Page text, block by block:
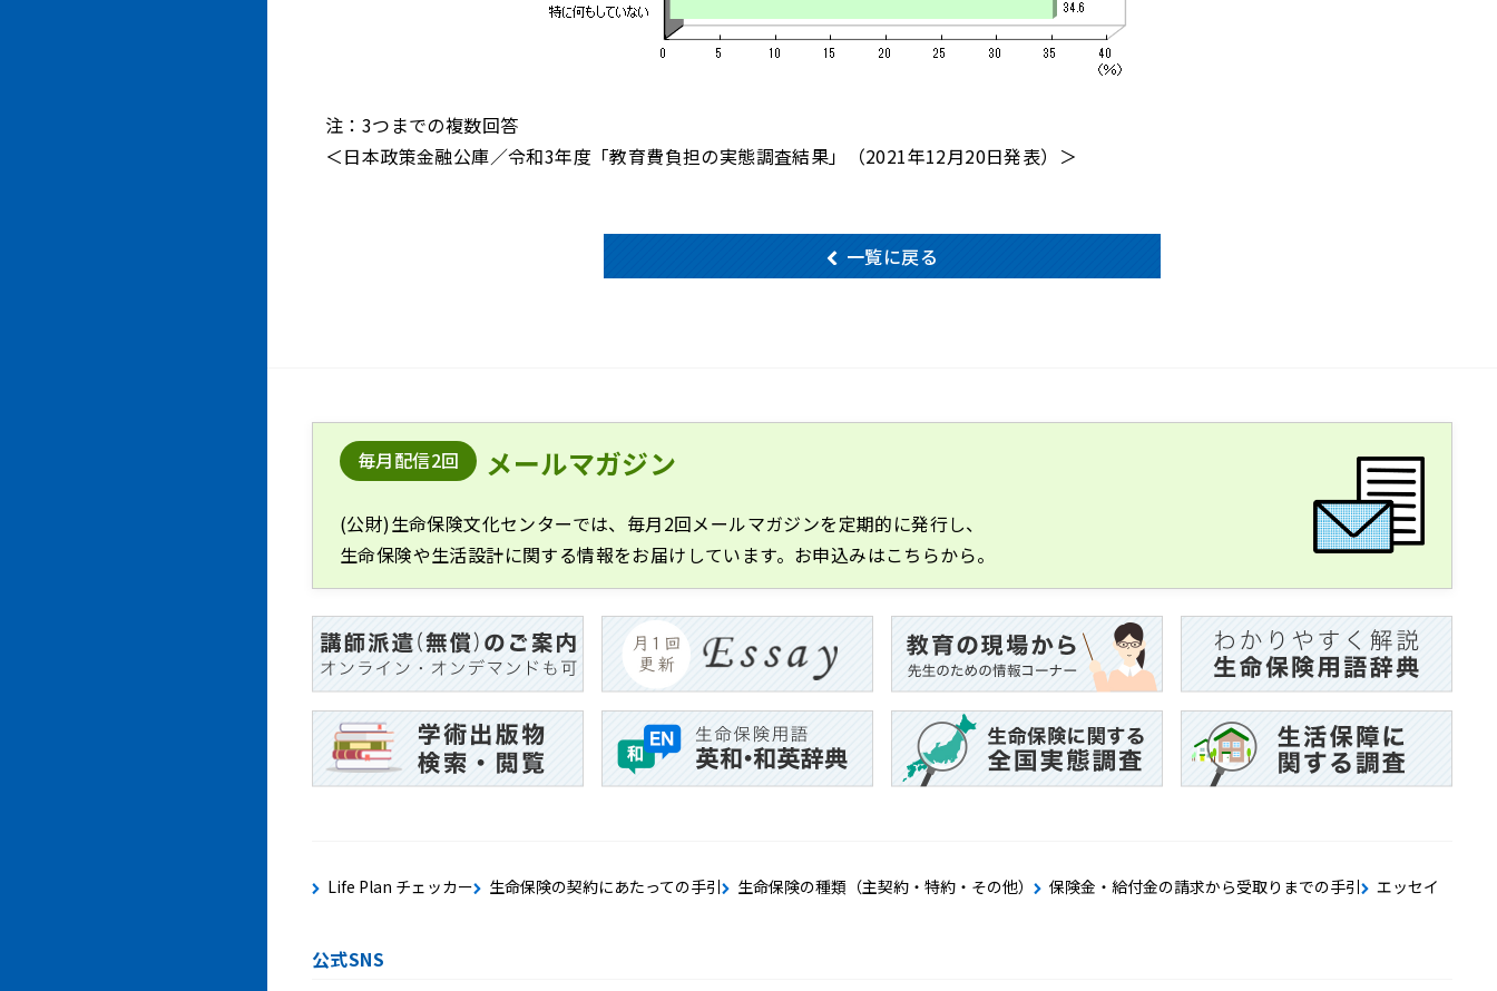
注：3つまでの複数回答
＜日本政策金融公庫／令和3年度「教育費負担の実態調査結果」（2021年12月20日発表）＞
一覧に戻る
毎月配信2回 メールマガジン
(公財)生命保険文化センターでは、毎月2回メールマガジンを定期的に発行し、
生命保険や生活設計に関する情報をお届けしています。お申込みはこちらから。
Life Plan チェッカー 生命保険の契約にあたっての手引 生命保険の種類（主契約・特約・その他） 保険金・給付金の請求から受取りまでの手引 エッセイ
公式SNS